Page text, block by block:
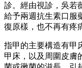
診。經由視診，吳若
給予兩週抗生素口服
復原樣，也不再有疼
指甲的主要構造有甲
甲床，以及周圍皮膚